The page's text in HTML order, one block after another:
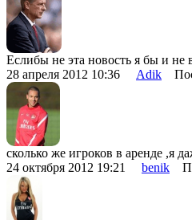
Еслибы не эта новость я бы и не
28 апреля 2012 10:36 Adik
сколько же игроков в аренде ,я
24 октября 2012 19:21 benik